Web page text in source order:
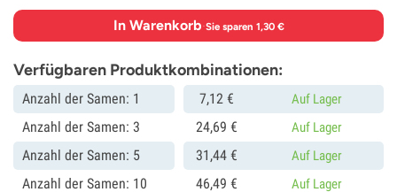
In Warenkorb·Sie sparen 1,30 €
Verfügbaren Produktkombinationen:
Anzahl der Samen: 1 7,12 € Auf Lager
Anzahl der Samen: 3 24,69 € Auf Lager
Anzahl der Samen: 5 31,44 € Auf Lager
Anzahl der Samen: 10 46,49 € Auf Lager